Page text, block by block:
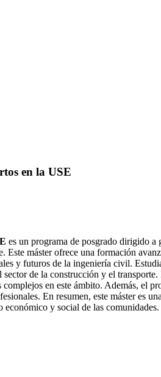
en la USE
es un programa de posgrado dirigido a
máster ofrece una formación
y futuros de la ingeniería civil.
de la construcción y el
en este ámbito. Además, el
En resumen, este máster es
y social de las comunidades.